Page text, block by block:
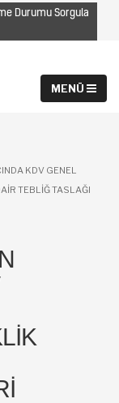
Durumu Sorgula
KDV GENEL
TEBLIĞ TASLAĞI